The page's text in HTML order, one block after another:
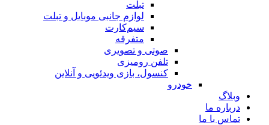
تبلت
لوازم جانبی موبایل و تبلت
سیم‌کارت
متفرقه
صوتی و تصویری
تلفن رومیزی
کنسول، بازی‌ ویدئویی و آنلاین
خودرو
وبلاگ
درباره ما
تماس با ما